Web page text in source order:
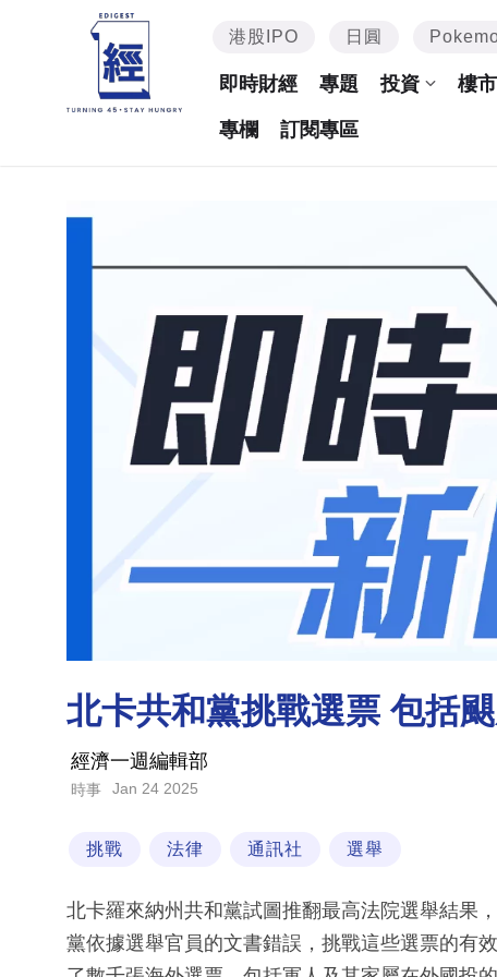
港股IPO 日圓
即時財經 專題 投資 樓市
專欄 訂閱專區
北卡共和黨挑戰選票 包括
經濟一週編輯部
時事 Jan 24 2025
挑戰 法律 通訊社 選舉
北卡羅來納州共和黨試圖推翻最高法院選舉結果
黨依據選舉官員的文書錯誤，挑戰這些選票的有